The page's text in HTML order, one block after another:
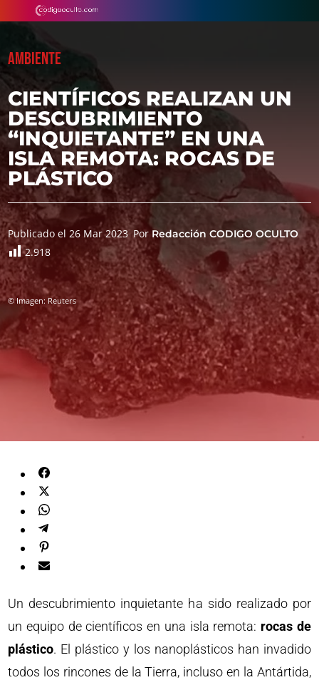
AMBIENTE
CIENTÍFICOS REALIZAN UN
DESCUBRIMIENTO
“INQUIETANTE” EN UNA
ISLA REMOTA: ROCAS DE
PLÁSTICO
Publicado el 26 Mar 2023 PorRedacción CODIGO OCULTO
2.918
© Imagen: Reuters
Un descubrimiento inquietante ha sido realizado por
un equipo de científicos en una isla remota: rocas de
plástico. El plástico y los nanoplásticos han invadido
todos los rincones de la Tierra, incluso en la Antártida,